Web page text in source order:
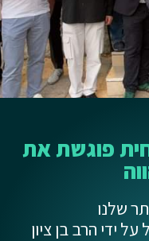
פוגשת את
שלנו
ידי הרב בן ציון